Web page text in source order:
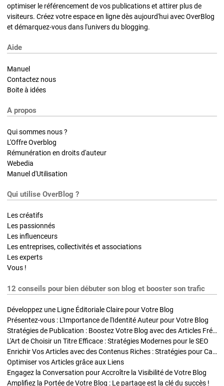
optimiser le référencement de vos publications et attirer plus de
visiteurs. Créez votre espace en ligne dès aujourd'hui avec OverBlog
et démarquez-vous dans l'univers du blogging.
Aide
Manuel
Contactez nous
Boite à idées
A propos
Qui sommes nous ?
L'Offre Overblog
Rémunération en droits d'auteur
Webedia
Manuel d'Utilisation
Qui utilise OverBlog ?
Les créatifs
Les passionnés
Les influenceurs
Les entreprises, collectivités et associations
Les experts
Vous !
12 conseils pour bien débuter son blog et booster son trafic
Développez une Ligne Éditoriale Claire pour Votre Blog
Présentez-vous : L'Importance de l'Identité Auteur pour Votre Blog
Stratégies de Publication : Boostez Votre Blog avec des Articles Fréquents et Exclusifs
L'Art de Choisir un Titre Efficace : Stratégies Modernes pour le SEO
Enrichir Vos Articles avec des Contenus Riches : Stratégies pour Captiver et Optimiser
Optimiser vos Articles grâce aux Liens
Engagez la Conversation pour Accroître la Visibilité de Votre Blog
Amplifiez la Portée de Votre Blog : Le partage est la clé du succès !